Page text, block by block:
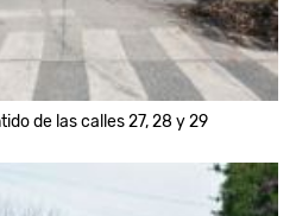
de las calles 27, 28 y 29